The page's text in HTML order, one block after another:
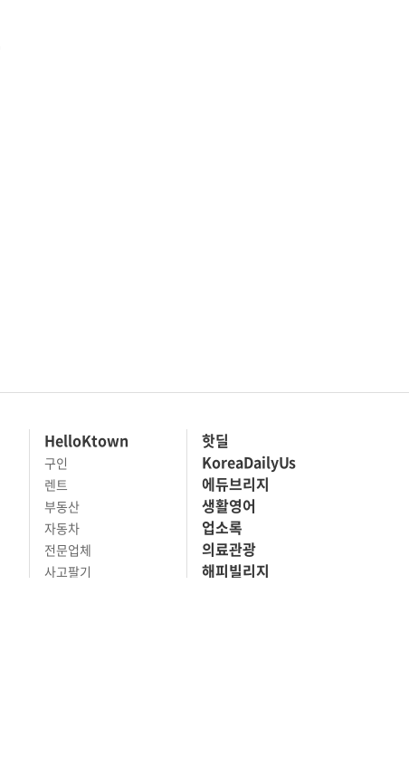
HelloKtown
구인
렌트
부동산
자동차
핫딜
KoreaDailyUs
에듀브리지
생활영어
업소록